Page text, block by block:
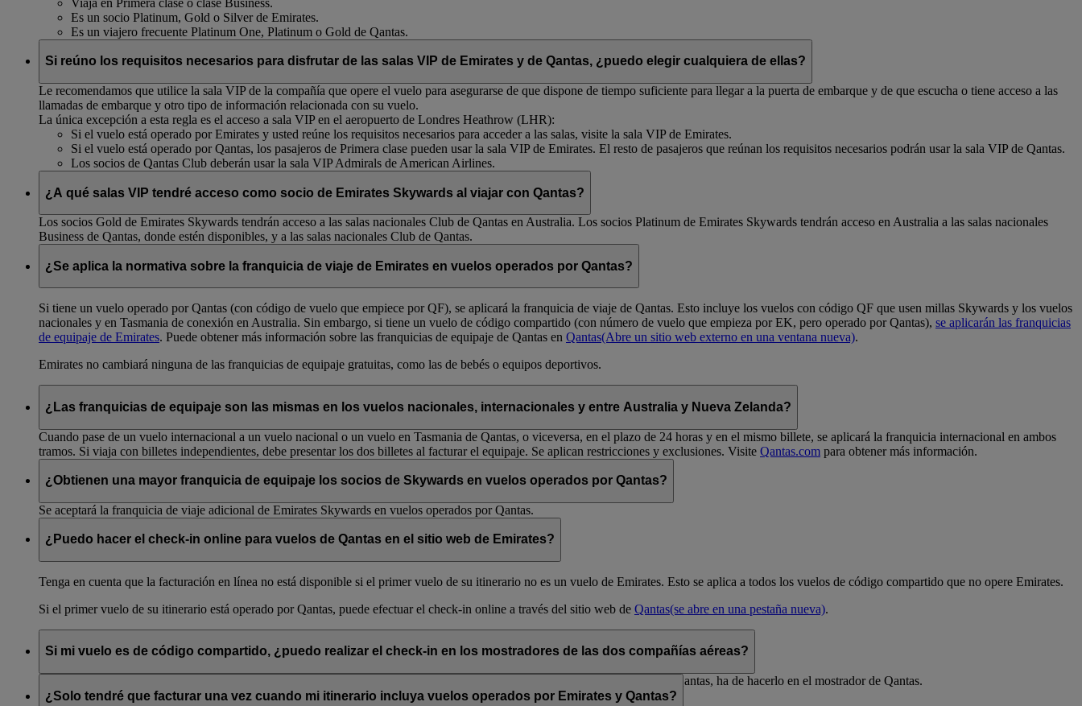
Es un socio Platinum, Gold o Silver de Emirates.
Es un viajero frecuente Platinum One, Platinum o Gold de Qantas.
Si reúno los requisitos necesarios para disfrutar de las salas VIP de Emirates y de Qantas, ¿puedo elegir cualquiera de ellas?
Le recomendamos que utilice la sala VIP de la compañía que opere el vuelo para asegurarse de que dispone de tiempo suficiente para llegar a la puerta de embarque y de que escucha o tiene acceso a las
llamadas de embarque y otro tipo de información relacionada con su vuelo.
La única excepción a esta regla es el acceso a sala VIP en el aeropuerto de Londres Heathrow (LHR):
Si el vuelo está operado por Emirates y usted reúne los requisitos necesarios para acceder a las salas, visite la sala VIP de Emirates.
Si el vuelo está operado por Qantas, los pasajeros de Primera clase pueden usar la sala VIP de Emirates. El resto de pasajeros que reúnan los requisitos necesarios podrán usar la sala VIP de Qantas.
Los socios de Qantas Club deberán usar la sala VIP Admirals de American Airlines.
¿A qué salas VIP tendré acceso como socio de Emirates Skywards al viajar con Qantas?
Los socios Gold de Emirates Skywards tendrán acceso a las salas nacionales Club de Qantas en Australia. Los socios Platinum de Emirates Skywards tendrán acceso en Australia a las salas nacionales
Business de Qantas, donde estén disponibles, y a las salas nacionales Club de Qantas.
¿Se aplica la normativa sobre la franquicia de viaje de Emirates en vuelos operados por Qantas?
Si tiene un vuelo operado por Qantas (con código de vuelo que empiece por QF), se aplicará la franquicia de viaje de Qantas. Esto incluye los vuelos con código QF que usen millas Skywards y los vuelos
nacionales y en Tasmania de conexión en Australia. Sin embargo, si tiene un vuelo de código compartido (con número de vuelo que empieza por EK, pero operado por Qantas), se aplicarán las franquicias
de equipaje de Emirates. Puede obtener más información sobre las franquicias de equipaje de Qantas en Qantas(Abre un sitio web externo en una ventana nueva).
Emirates no cambiará ninguna de las franquicias de equipaje gratuitas, como las de bebés o equipos deportivos.
¿Las franquicias de equipaje son las mismas en los vuelos nacionales, internacionales y entre Australia y Nueva Zelanda?
Cuando pase de un vuelo internacional a un vuelo nacional o un vuelo en Tasmania de Qantas, o viceversa, en el plazo de 24 horas y en el mismo billete, se aplicará la franquicia internacional en ambos
tramos. Si viaja con billetes independientes, debe presentar los dos billetes al facturar el equipaje. Se aplican restricciones y exclusiones. Visite Qantas.com para obtener más información.
¿Obtienen una mayor franquicia de equipaje los socios de Skywards en vuelos operados por Qantas?
Se aceptará la franquicia de viaje adicional de Emirates Skywards en vuelos operados por Qantas.
¿Puedo hacer el check-in online para vuelos de Qantas en el sitio web de Emirates?
Tenga en cuenta que la facturación en línea no está disponible si el primer vuelo de su itinerario no es un vuelo de Emirates. Esto se aplica a todos los vuelos de código compartido que no opere Emirates.
Si el primer vuelo de su itinerario está operado por Qantas, puede efectuar el check-in online a través del sitio web de Qantas(se abre en una pestaña nueva).
Si mi vuelo es de código compartido, ¿puedo realizar el check-in en los mostradores de las dos compañías aéreas?
No, si viaja en un vuelo operado por Emirates, debe facturar en el mostrador de Emirates; en caso de tratarse de un vuelo con Qantas, ha de hacerlo en el mostrador de Qantas.
¿Solo tendré que facturar una vez cuando mi itinerario incluya vuelos operados por Emirates y Qantas?